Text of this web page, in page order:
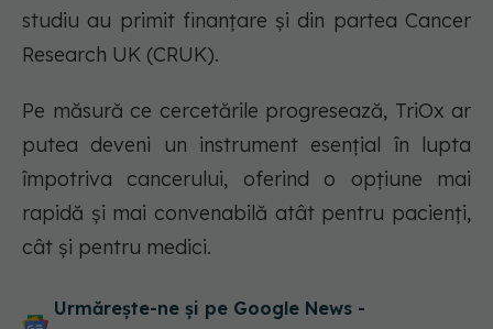
studiu au primit finanțare și din partea Cancer
Research UK (CRUK).
Pe măsură ce cercetările progresează, TriOx ar
putea deveni un instrument esențial în lupta
împotriva cancerului, oferind o opțiune mai
rapidă și mai convenabilă atât pentru pacienți,
cât și pentru medici.
Urmărește-ne și pe Google News -